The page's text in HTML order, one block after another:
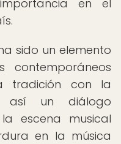
en el
sido un elemento
contemporáneos
tradición con la
así un diálogo
escena musical
en la música